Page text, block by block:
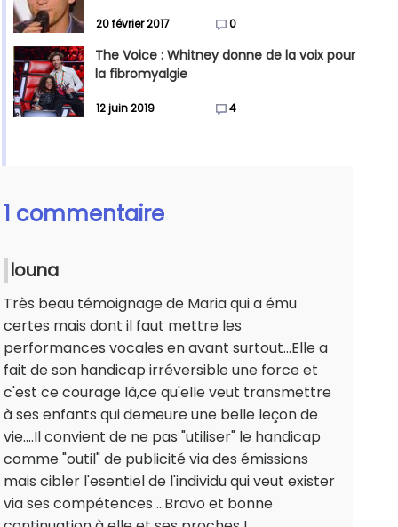
20 février 2017 0
The Voice : Whitney donne de la voix pour
la fibromyalgie
12 juin 2019 4
1 commentaire
louna
Très beau témoignage de Maria qui a ému
certes mais dont il faut mettre les
performances vocales en avant surtout...Elle a
fait de son handicap irréversible une force et
c'est ce courage là,ce qu'elle veut transmettre
à ses enfants qui demeure une belle leçon de
vie....Il convient de ne pas "utiliser" le handicap
comme "outil" de publicité via des émissions
mais cibler l'esentiel de l'individu qui veut exister
via ses compétences ...Bravo et bonne